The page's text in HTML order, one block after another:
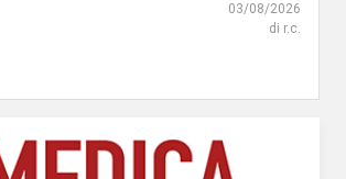
03/08/2026
di r.c.